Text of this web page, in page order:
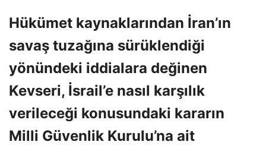
Hükümet kaynaklarından İran’ın
savaş tuzağına sürüklendiği
yönündeki iddialara değinen
Kevseri, İsrail’e nasıl karşılık
verileceği konusundaki kararın
Milli Güvenlik Kurulu’na ait